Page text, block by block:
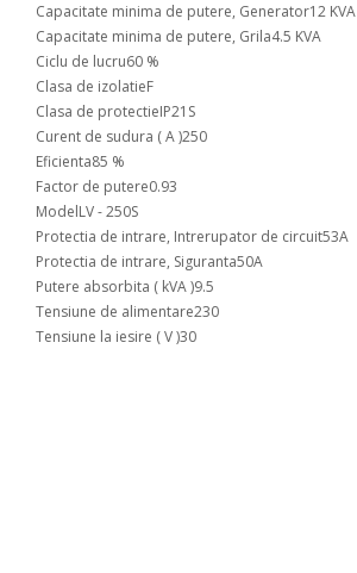
Capacitate minima de putere, Generator12 KVA
Capacitate minima de putere, Grila4.5 KVA
Ciclu de lucru60 %
Clasa de izolatieF
Clasa de protectieIP21S
Curent de sudura ( A )250
Eficienta85 %
Factor de putere0.93
ModelLV - 250S
Protectia de intrare, Intrerupator de circuit53A
Protectia de intrare, Siguranta50A
Putere absorbita ( kVA )9.5
Tensiune de alimentare230
Tensiune la iesire ( V )30